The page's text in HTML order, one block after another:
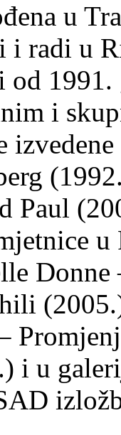
u
i radi u
i
Paul
i u